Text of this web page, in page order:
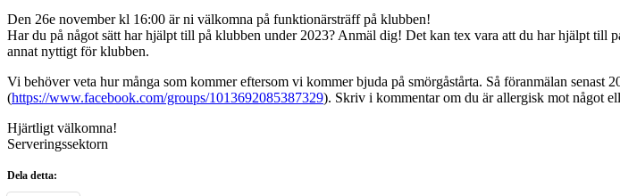
Den 26e november kl 16:00 är ni välkomna på funktionärsträff på klubben!
Har du på något sätt har hjälpt till på klubben under 2023? Anmäl dig! Det kan tex vara att du har hjälpt
annat nyttigt för klubben.
Vi behöver veta hur många som kommer eftersom vi kommer bjuda på smörgåstårta. Så föranmälan senast
(https://www.facebook.com/groups/1013692085387329). Skriv i kommentar om du är allergisk mot något
Hjärtligt välkomna!
Serveringssektorn
Dela detta: